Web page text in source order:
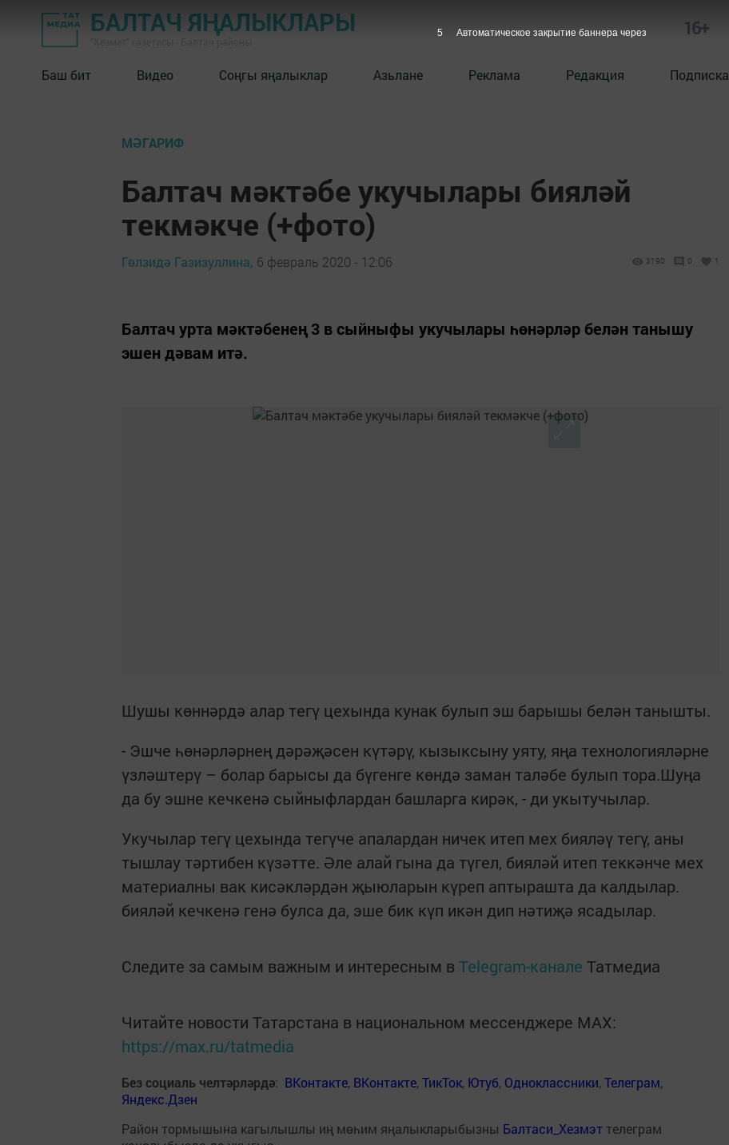
БАЛТАЧ ЯҢАЛЫКЛАРЫ 16+
Баш бит Видео Соңгы яңалыклар Азьлане Реклама Редакция Подписка
МӘГАРИФ
Балтач мәктәбе укучылары бияләй
текмәкче (+фото)
Гөлзидә Газизуллина, 6 февраль 2020 - 12:06 3190 0 1
Балтач урта мәктәбенең 3 в сыйныфы укучылары һөнәрләр белән танышу
эшен дәвам итә.
Шушы көннәрдә алар тегү цехында кунак булып эш барышы белән танышты.
- Эшче һөнәрләрнең дәрәҗәсен күтәрү, кызыксыну уяту, яңа технологияләрне
үзләштерү – болар барысы да бүгенге көндә заман таләбе булып тора.Шуңа
да бу эшне кечкенә сыйныфлардан башларга кирәк, - ди укытучылар.
Укучылар тегү цехында тегүче апалардан ничек итеп мех бияләү тегү, аны
тышлау тәртибен күзәтте. Әле алай гына да түгел, бияләй итеп теккәнче мех
материалны вак кисәкләрдән җыюларын күреп аптырашта да калдылар.
бияләй кечкенә генә булса да, эше бик күп икән дип нәтиҗә ясадылар.
Следите за самым важным и интересным в Telegram-канале Татмедиа
Читайте новости Татарстана в национальном мессенджере MАХ:
https://max.ru/tatmedia
Без социаль челтәрләрдә: ВКонтакте, ВКонтакте,ТикТок, Ютуб, Одноклассники,Телеграм,
Яндекс.Дзен
Район тормышына кагылышлы иң мөһим яңалыкларыбызны Балтаси_Хезмэт телеграм
5 Автоматическое закрытие баннера через